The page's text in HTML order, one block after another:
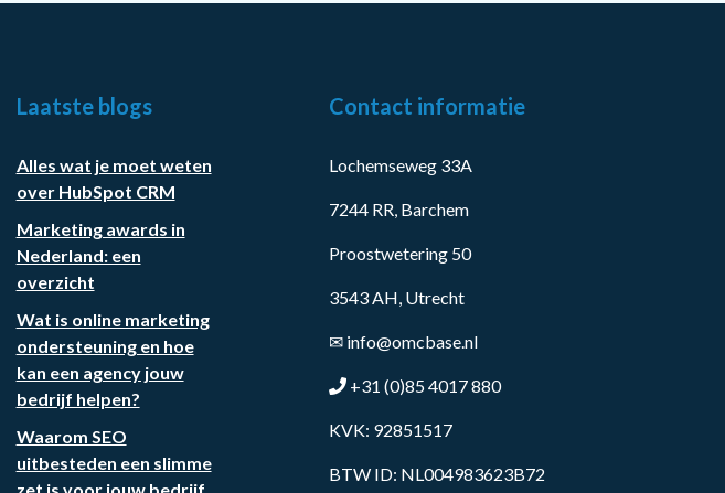
Laatste blogs
Alles wat je moet weten
over HubSpot CRM
Marketing awards in
Nederland: een
overzicht
Wat is online marketing
ondersteuning en hoe
kan een agency jouw
bedrijf helpen?
Waarom SEO
uitbesteden een slimme
zet is voor jouw bedrijf
Contact informatie
Lochemseweg 33A
7244 RR, Barchem
Proostwetering 50
3543 AH, Utrecht
✉ info@omcbase.nl
+31 (0)85 4017 880
KVK: 92851517
BTW ID: NL004983623B72